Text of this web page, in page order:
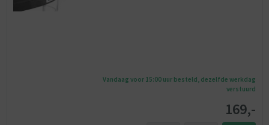
Vandaag voor 15:00 uur besteld, dezelfde werkdag
verstuurd
169,-